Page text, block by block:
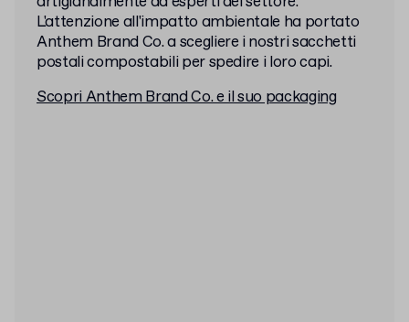
L'attenzione all'impatto ambientale ha portato
Anthem Brand Co. a scegliere i nostri sacchetti
postali compostabili per spedire i loro capi.
Scopri Anthem Brand Co. e il suo packaging